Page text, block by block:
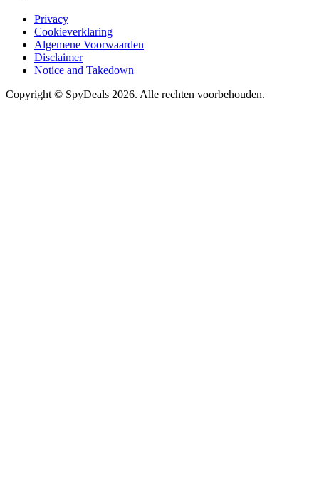
Privacy
Cookieverklaring
Algemene Voorwaarden
Disclaimer
Notice and Takedown
Copyright © SpyDeals 2026. Alle rechten voorbehouden.